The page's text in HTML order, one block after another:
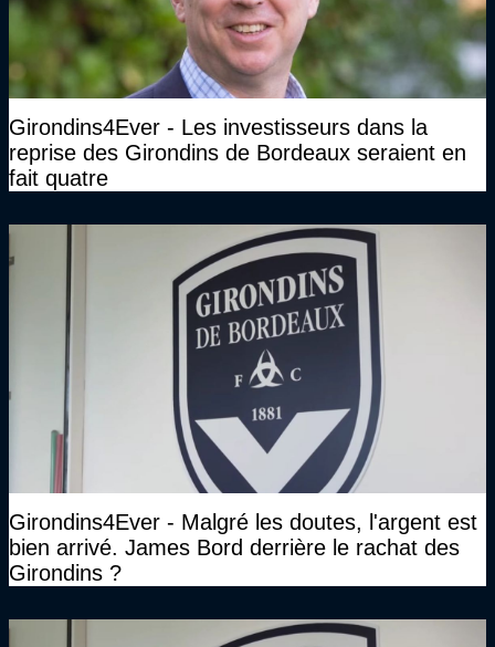
Girondins4Ever - Les investisseurs dans la
reprise des Girondins de Bordeaux seraient en
fait quatre
Girondins4Ever - Malgré les doutes, l'argent est
bien arrivé. James Bord derrière le rachat des
Girondins ?